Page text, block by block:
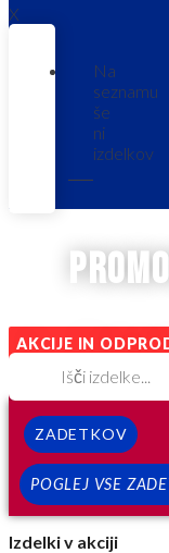
X
Na
seznamu
še
ni
izdelkov
AKCIJE IN
ZADETKOV
POGLEJ VSE
Izdelki v akciji